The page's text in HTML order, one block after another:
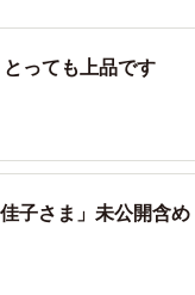
っても上品です
子さま」未公開含め